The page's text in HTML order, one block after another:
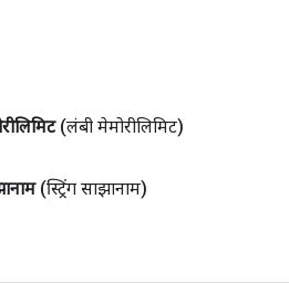
(लंबी मेमोरीलिमिट)
(स्ट्रिंग साझानाम)